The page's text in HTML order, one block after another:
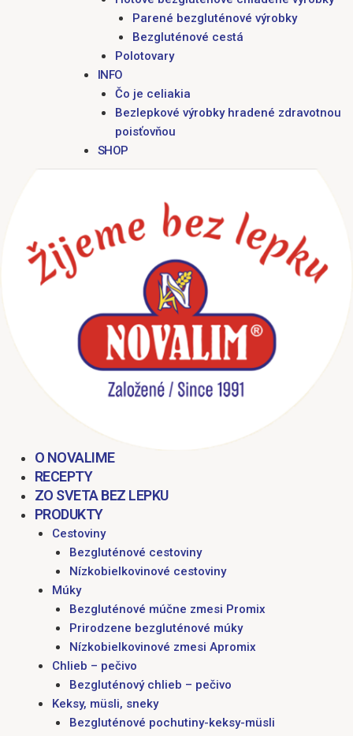
Parené bezgluténové výrobky
Bezgluténové cestá
Polotovary
INFO
Čo je celiakia
Bezlepkové výrobky hradené zdravotnou
poisťovňou
SHOP
O NOVALIME
RECEPTY
ZO SVETA BEZ LEPKU
PRODUKTY
Cestoviny
Bezgluténové cestoviny
Nízkobielkovinové cestoviny
Múky
Bezgluténové múčne zmesi Promix
Prirodzene bezgluténové múky
Nízkobielkovinové zmesi Apromix
Chlieb – pečivo
Bezgluténový chlieb – pečivo
Keksy, müsli, sneky
Bezgluténové pochutiny-keksy-müsli